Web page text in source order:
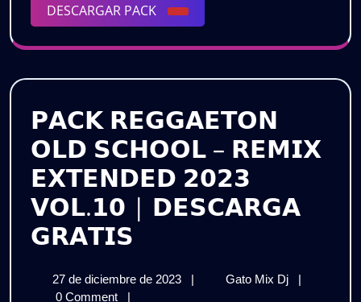
𝗩𝗢𝗟.𝟵
|
𝗚𝗥𝗔𝗧𝗜𝗦
DESCARGAR PACK
DESCARGAR
PACK
𝗣𝗔𝗖𝗞 𝗥𝗘𝗚𝗚𝗔𝗘𝗧𝗢𝗡
𝗢𝗟𝗗 𝗦𝗖𝗛𝗢𝗢𝗟 – 𝗥𝗘𝗠𝗜𝗫
𝗘𝗫𝗧𝗘𝗡𝗗𝗘𝗗 𝟮𝟬𝟮𝟯
𝗩𝗢𝗟.𝟭𝟬 | 𝗗𝗘𝗦𝗖𝗔𝗥𝗚𝗔
𝗚𝗥𝗔𝗧𝗜𝗦
𝗢𝗟𝗗
27 de diciembre de 2023
27| Gato Mix Dj
𝗣𝗔𝗖𝗞
|
0 Comment
|